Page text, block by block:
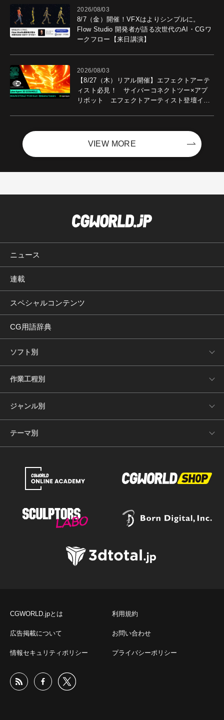
2026/08/03
8/7（金）開催！VFXはよりシンプルに。
Flow Studio 開発者が語る次世代のAI・CGワ
ークフロー【来日講演】
2026/08/03
【8/27（木）リアル開催】エフェクトアーテ
ィスト必見！ サイバーコネクトツー×アプ
リボット エフェクトアーティスト登壇イベ
VIEW MORE
ニュース
連載
スペシャルコンテンツ
CG用語辞典
ソフト別
作業工程別
ジャンル別
テーマ別
CGWORLD.jpとは 利用規約
広告掲載について お問い合わせ
情報セキュリティポリシー プライバシーポリシー